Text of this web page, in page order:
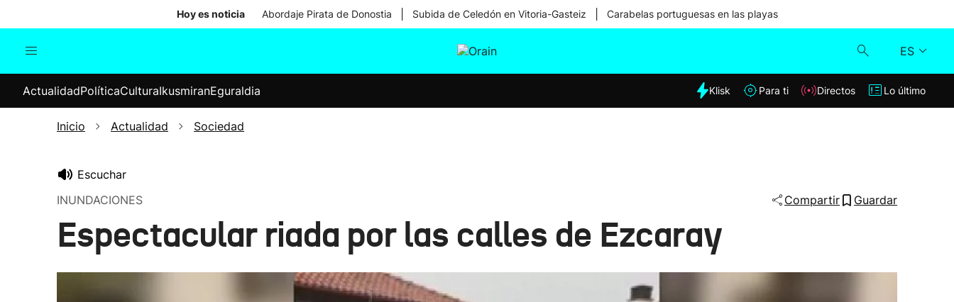
Hoy es noticia Abordaje Pirata de Donostia Subida de Celedón en Vitoria-Gasteiz Carabelas portuguesas en las playas
ES
Internacional
Elecciones
Klisk
ActualidadPolíticaCulturaIkusmiranEguraldia Klisk Para ti Directos Lo último
Inicio Actualidad Sociedad
Escuchar
INUNDACIONES
Compartir Guardar
Espectacular riada por las calles de Ezcaray